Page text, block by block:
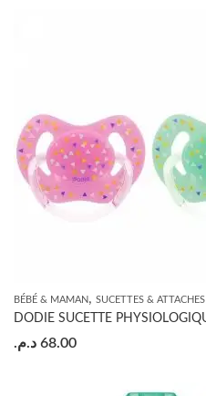
BÉBÉ & MAMAN, SUCETTES & ATTACHES
68.00 د.م.